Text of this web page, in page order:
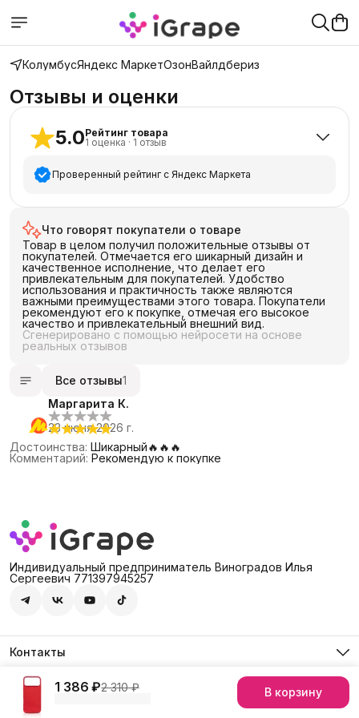
КолумбусЯндекс МаркетОзонВайлдбериз
Отзывы и оценки
5.0Рейтинг товара
1 оценка · 1 отзыв
Проверенный рейтинг с Яндекс Маркета
4 звезды
3 звезды
2 звезды
1 звезда
Что говорят покупатели о товаре
Товар в целом получил положительные отзывы от
покупателей. Отмечается его шикарный дизайн и
качественное исполнение, что делает его
привлекательным для покупателей. Удобство
использования и практичность также являются
важными преимуществами этого товара. Покупатели
рекомендуют его к покупке, отмечая его высокое
качество и привлекательный внешний вид.
Сгенерировано с помощью нейросети на основе
реальных отзывов
Все отзывы1
Маргарита К.
23 июня 2026 г.
Достоинства: Шикарный🔥🔥🔥
Комментарий: Рекомендую к покупке
1 386 ₽2 310 ₽ В корзину
Индивидуальный предприниматель Виноградов Илья
Сергеевич 771397945257
Контакты
Адрес
Россия, 127474, Москва, г. Москва, ул. Дмитровское шоссе,
Телефон
8 (903) 290-03-88
© iGrape Group 2026Оплата Правила возврата